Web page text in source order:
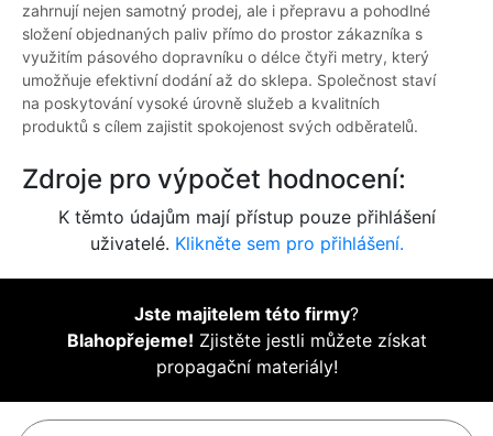
zahrnují nejen samotný prodej, ale i přepravu a pohodlné
složení objednaných paliv přímo do prostor zákazníka s
využitím pásového dopravníku o délce čtyři metry, který
umožňuje efektivní dodání až do sklepa. Společnost staví
na poskytování vysoké úrovně služeb a kvalitních
produktů s cílem zajistit spokojenost svých odběratelů.
Zdroje pro výpočet hodnocení:
K těmto údajům mají přístup pouze přihlášení
uživatelé. Klikněte sem pro přihlášení.
Jste majitelem této firmy?
Blahopřejeme! Zjistěte jestli můžete získat
propagační materiály!